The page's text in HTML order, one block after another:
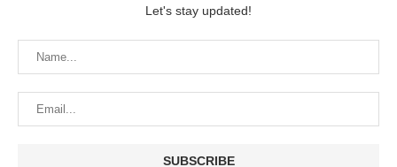
Let's stay updated!